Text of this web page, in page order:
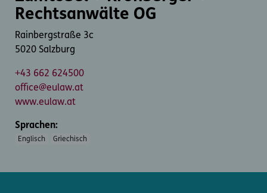
Rechtsanwälte OG
Rainbergstraße 3c
5020 Salzburg
+43 662 624500
office@eulaw.at
www.eulaw.at
Sprachen:
Englisch Griechisch